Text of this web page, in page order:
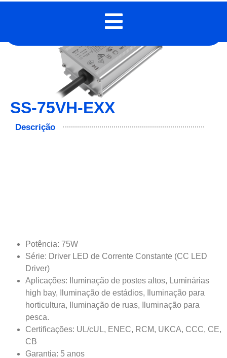
SS-75VH-EXX
Descrição
Potência: 75W
Série: Driver LED de Corrente Constante (CC LED
Driver)
Aplicações: Iluminação de postes altos, Luminárias
high bay, Iluminação de estádios, Iluminação para
horticultura, Iluminação de ruas, Iluminação para
pesca.
Certificações: UL/cUL, ENEC, RCM, UKCA, CCC, CE,
CB
Garantia: 5 anos